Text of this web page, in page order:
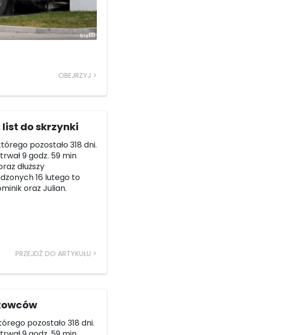
OBEJRZYJ
list do skrzynki
pozostało 318 dni.
9 godz. 59 min
dłuższy
16 lutego to
oraz Julian.
PRZEJDŹ DO ARTYKUŁU
pozostało 318 dni.